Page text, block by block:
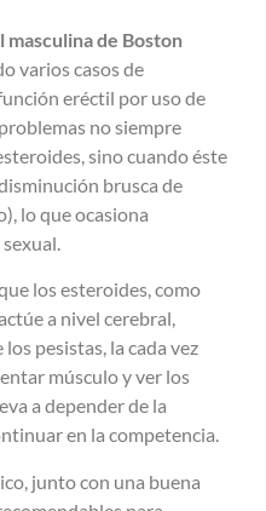
de Boston
varios casos de
eréctil por uso de
no siempre
sino cuando éste
brusca de
lo que ocasiona
los esteroides, como
a nivel cerebral,
pesistas, la cada vez
músculo y ver los
a depender de la
en la competencia.
junto con una buena